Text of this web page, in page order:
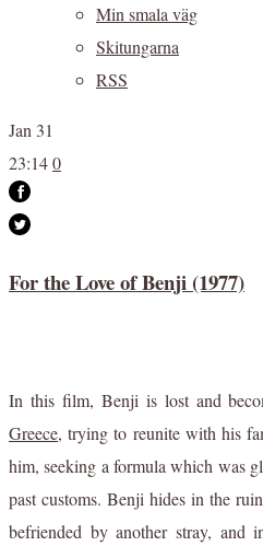
Min smala väg
Skitungarna
RSS
Jan 31
23:140
For the Love of Benji (1977)
In this film, Benji is lost and
Greece, trying to reunite with his
him, seeking a formula which was
past customs. Benji hides in the
befriended by another stray, and